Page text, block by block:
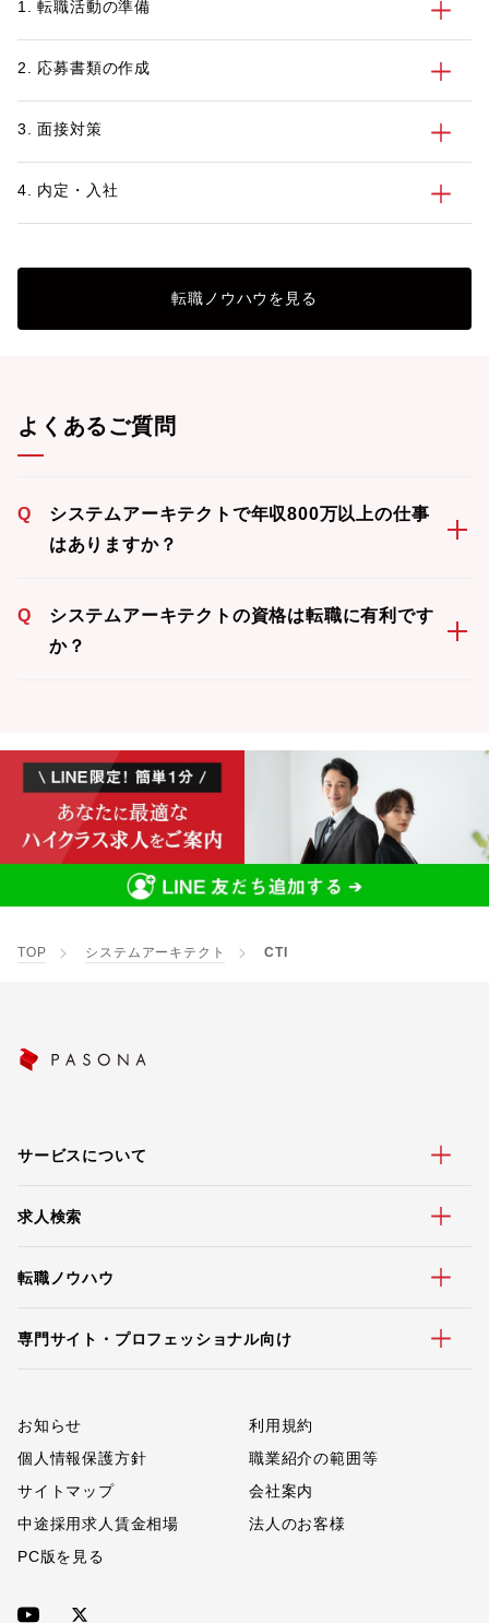
1. 転職活動の準備
2. 応募書類の作成
3. 面接対策
4. 内定・入社
転職ノウハウを見る
よくあるご質問
Q
システムアーキテクトで年収800万以上の仕事
はありますか？
Q
システムアーキテクトの資格は転職に有利です
か？
TOP システムアーキテクト CTI
サービスについて
求人検索
転職ノウハウ
専門サイト・プロフェッショナル向け
お知らせ
利用規約
個人情報保護方針
職業紹介の範囲等
サイトマップ
会社案内
中途採用求人賃金相場
法人のお客様
PC版を見る